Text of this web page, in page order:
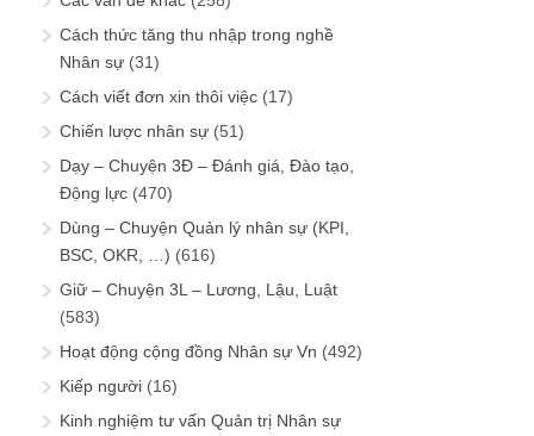
Cách thức tăng thu nhập trong nghề
Nhân sự (31)
Cách viết đơn xin thôi việc (17)
Chiến lược nhân sự (51)
Dạy – Chuyện 3Đ – Đánh giá, Đào tạo,
Động lực (470)
Dùng – Chuyện Quản lý nhân sự (KPI,
BSC, OKR, …) (616)
Giữ – Chuyện 3L – Lương, Lậu, Luật
(583)
Hoạt động cộng đồng Nhân sự Vn (492)
Kiếp người (16)
Kinh nghiệm tư vấn Quản trị Nhân sự